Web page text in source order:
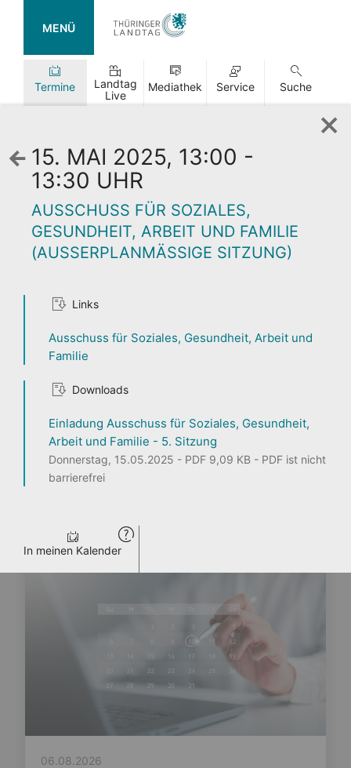
MENÜ
Termine
Zurück
Wochenansicht
15. MAI 2025, 13:00 -
13:30 UHR
AUSSCHUSS FÜR SOZIALES,
GESUNDHEIT, ARBEIT UND FAMILIE
(AUSSERPLANMÄSSIGE SITZUNG)
Links
Ausschuss für Soziales, Gesundheit, Arbeit und
Familie
Downloads
Einladung Ausschuss für Soziales, Gesundheit,
Arbeit und Familie - 5. Sitzung
Donnerstag, 15.05.2025 - PDF 9,09 KB - PDF ist nicht
barrierefrei
In meinen Kalender
Landtag
Live
Mediathek Service Suche
TAG DER
OFFENEN TÜR
Seite teilen
06.08.2026